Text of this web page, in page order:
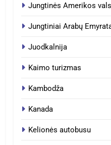
Jungtinės Amerikos
Jungtiniai Arabų
Juodkalnija
Kaimo turizmas
Kambodža
Kanada
Kelionės autobusu